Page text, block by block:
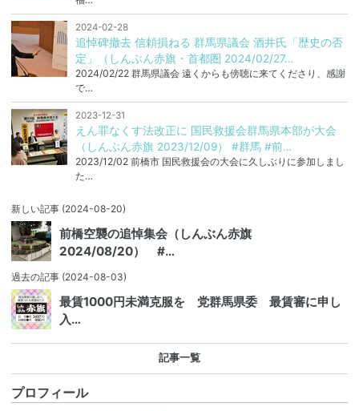
2024-02-28
追悼碑撤去 信頼損ねる 群馬県議会 酒井氏「歴史の否
定」（しんぶん赤旗・首都圏 2024/02/27…
2024/02/22 群馬県議会 遠くからも傍聴に来てくださり、感謝
で…
2023-12-31
えん罪なくす法改正に 国民救援会群馬県本部が大会
（しんぶん赤旗 2023/12/09） #群馬 #前…
2023/12/02 前橋市 国民救援会の大会に久しぶりに参加しまし
た…
新しい記事 (2024-08-20)
前橋空襲の追悼集会（しんぶん赤旗
2024/08/20） #…
過去の記事 (2024-08-03)
最賃1000円未満克服を 党群馬県委 最賃審に申し
入…
記事一覧
プロフィール